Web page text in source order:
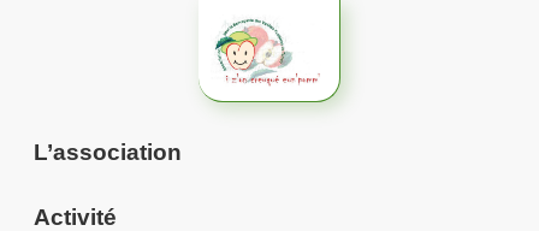
L’association
Activité